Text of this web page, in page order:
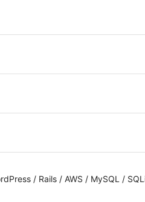
/ Rails / AWS / MySQL /